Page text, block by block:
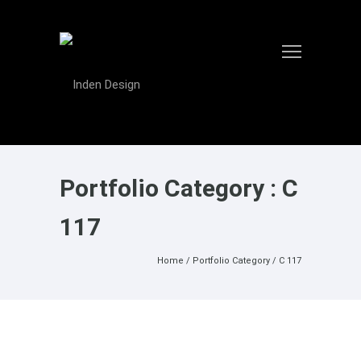
Portfolio Category : C
117
Home / Portfolio Category / C 117